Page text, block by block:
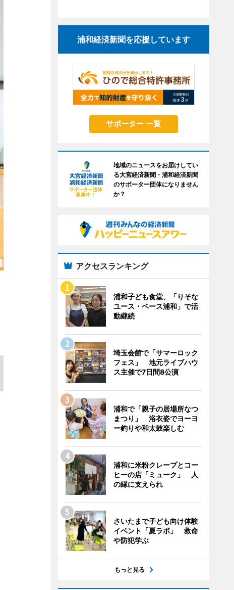
浦和経済新聞を応援しています
サポーター 一覧
地域のニュースをお届けしてい
る大宮経済新聞・浦和経済新聞
のサポーター団体になりません
か？
アクセスランキング
浦和子ども食堂、「りそな
ユース・ベース浦和」で活
動継続
埼玉会館で「サマーロック
フェス」 地元ライブハウ
ス主催で7日間8公演
浦和で「親子の居場所なつ
まつり」 浴衣姿でヨーヨ
ー釣りや和太鼓楽しむ
浦和に米粉クレープとコー
ヒーの店「ミューク」 人
の縁に支えられ
さいたまで子ども向け体験
イベント「夏ラボ」 救命
や防犯学ぶ
もっと見る